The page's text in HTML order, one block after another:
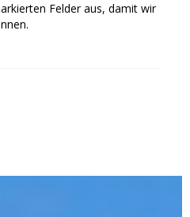
Felder aus, damit wir